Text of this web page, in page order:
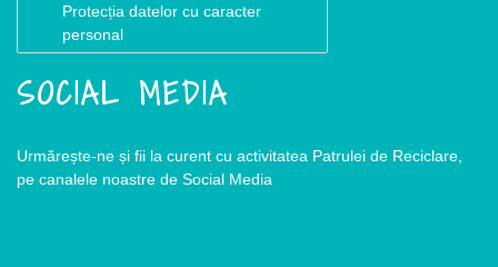
Protecția datelor cu caracter
personal
SOCIAL MEDIA
Urmărește-ne și fii la curent cu activitatea Patrulei de Reciclare,
pe canalele noastre de Social Media